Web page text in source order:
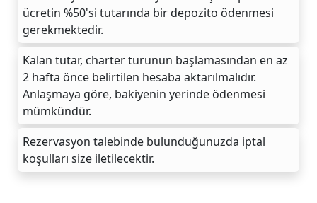
ücretin %50'si tutarında bir depozito ödenmesi
gerekmektedir.
Kalan tutar, charter turunun başlamasından en az
2 hafta önce belirtilen hesaba aktarılmalıdır.
Anlaşmaya göre, bakiyenin yerinde ödenmesi
mümkündür.
Rezervasyon talebinde bulunduğunuzda iptal
koşulları size iletilecektir.